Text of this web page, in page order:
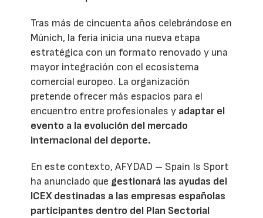
Tras más de cincuenta años celebrándose en
Múnich, la feria inicia una nueva etapa
estratégica con un formato renovado y una
mayor integración con el ecosistema
comercial europeo. La organización
pretende ofrecer más espacios para el
encuentro entre profesionales y adaptar el
evento a la evolución del mercado
internacional del deporte.
En este contexto, AFYDAD – Spain Is Sport
ha anunciado que gestionará las ayudas del
ICEX destinadas a las empresas españolas
participantes dentro del Plan Sectorial